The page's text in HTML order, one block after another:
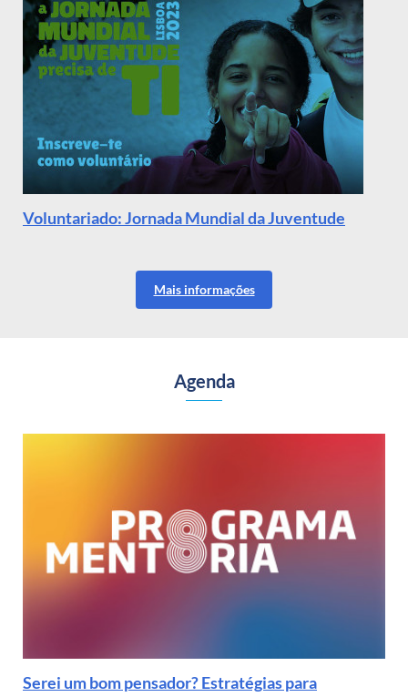
Voluntariado: Jornada Mundial da Juventude
Mais informações
Agenda
Serei um bom pensador? Estratégias para